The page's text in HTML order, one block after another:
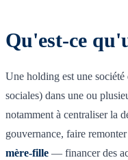
Qu'est-ce
Une holding est une
sociales) dans une ou
notamment à centraliser la
gouvernance, faire
mère-fille — financer des